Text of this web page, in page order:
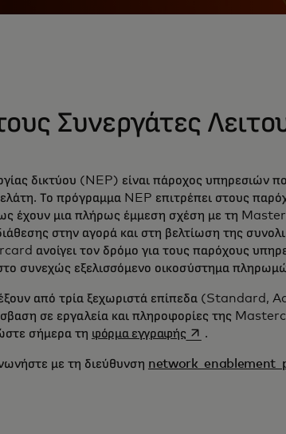
Συνεργάτες
δικτύου (NEP) είναι πάροχος υπηρεσιών
Το πρόγραμμα NEP επιτρέπει στους
μια πλήρως έμμεση σχέση με τη
στην αγορά και στη βελτίωση της
ανοίγει τον δρόμο για τους παρόχους
συνεχώς εξελισσόμενο οικοσύστημα
από τρία ξεχωριστά επίπεδα (Standard,
σε εργαλεία και πληροφορίες της
σήμερα τη φόρμα εγγραφήςopens in a new
.
με τη διεύθυνση